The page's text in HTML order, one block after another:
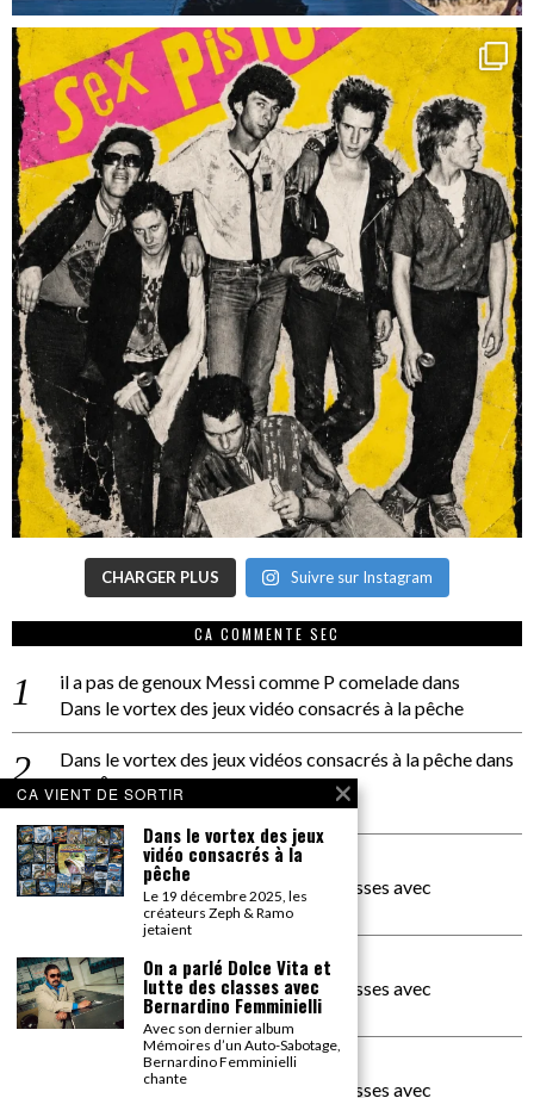
CHARGER PLUS Suivre sur Instagram
CA COMMENTE SEC
il a pas de genoux Messi comme P comeladedans
Dans le vortex des jeux vidéo consacrés à la pêche
Dans le vortex des jeux vidéos consacrés à la pêchedans
PACÔME THIELLEMENT
La séance d’Hip Gnose
La Patrie
dans
On a parlé Dolce Vita et lutte des classes avec
Bernardino Femminielli
carte noire negra à l'o tiededans
On a parlé Dolce Vita et lutte des classes avec
Bernardino Femminielli
moise et son mascarédans
On a parlé Dolce Vita et lutte des classes avec
CA VIENT DE SORTIR
Dans le vortex des jeux
vidéo consacrés à la
pêche
Le 19 décembre 2025, les
créateurs Zeph & Ramo
jetaient
On a parlé Dolce Vita et
lutte des classes avec
Bernardino Femminielli
Avec son dernier album
Mémoires d’un Auto-Sabotage,
Bernardino Femminielli
chante